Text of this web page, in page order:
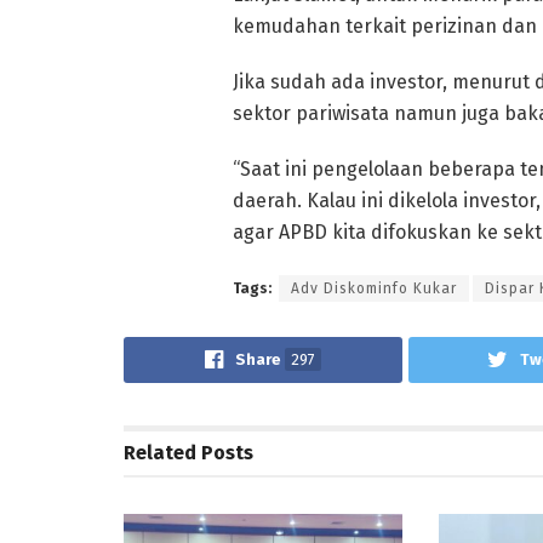
kemudahan terkait perizinan
Jika sudah ada investor, menurut
sektor pariwisata namun juga
“Saat ini pengelolaan beberapa
daerah. Kalau ini dikelola
agar APBD kita difokuskan ke
Tags: Adv Diskominfo Kukar Dispar
Share 297
Related Posts